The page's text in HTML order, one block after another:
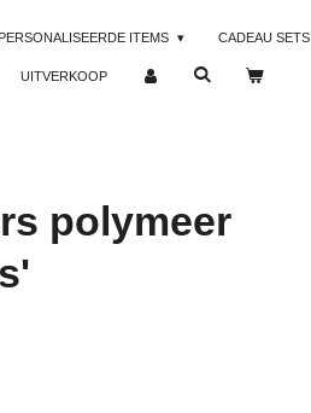
ITEMS CADEAU SETS
UITVERKOOP
polymeer